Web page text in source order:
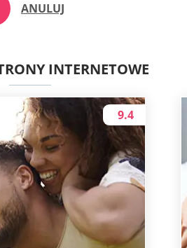
ANULUJ
INTERNETOWE
9.4